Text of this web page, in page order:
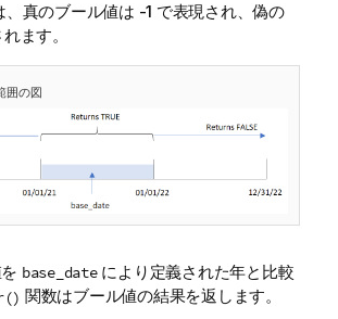
真のブール値は -1 で表現され、偽の
ます。
囲の図
base_dateにより定義された年と比較
関数はブール値の結果を返します。